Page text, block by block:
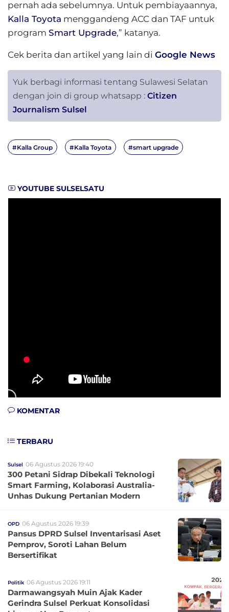
pernah ada sebelumnya. Untuk pembiayaannya,
Kalla Toyota menggandeng ACC dan TAF untuk
program Smart Upgrade,” katanya.
Cek berita dan artikel yang lain di Google News
Yuk berbagi informasi tentang Sulawesi Selatan
dengan join di group whatsapp : Citizen
Journalism Sulsel
#Kalla Group #Kalla Toyota #smart upgrade
YOUTUBE SULSELSATU
KOMENTAR
TERBARU
Sulsel 06 Agustus 2026 19:40
300 Petani Sidrap Dibekali Teknologi
Smart Farming, Kolaborasi Australia-
Unhas Dukung Pertanian Modern
OPD 06 Agustus 2026 19:39
Pansus DPRD Sulsel Inventarisasi Aset
Pemprov, Soroti Lahan Belum
Bersertifikat
Politik 06 Agustus 2026 19:11
Darmawangsyah Muin Ajak Kader
Gerindra Sulsel Perkuat Konsolidasi